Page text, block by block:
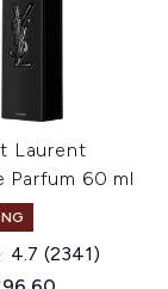
Laurent
Parfum 60 ml
4.7 (2341)
Retail Price:
prijs: